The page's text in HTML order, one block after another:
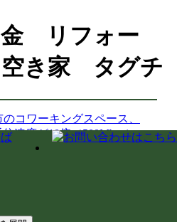
リフォー
き家 タグチ
コワーキングスペース、
速度が10倍（500Mbps）
の快適ネット環境整備
ート管理】TVが映らない・
い不具合を即日解決！入居
例
】歴史と空き家再生が交差